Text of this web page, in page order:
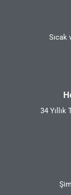
Sıcak
34